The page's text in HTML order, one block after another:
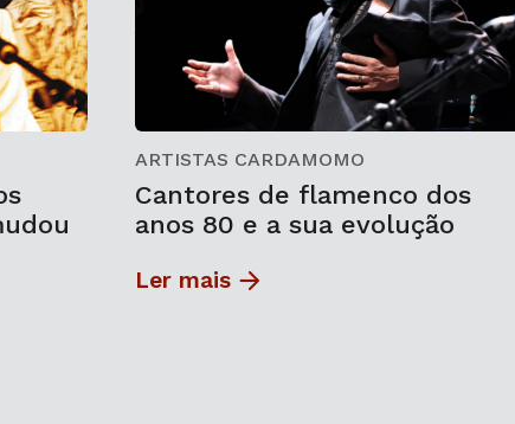
ARTISTAS CARDAMOMO
Cantores de flamenco dos
anos 80 e a sua evolução
Ler mais